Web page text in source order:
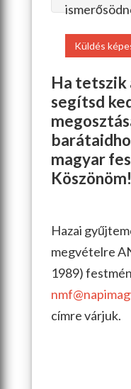
Küldés
Ha tetszik
segítsd
magyar
Köszönöm!
Hazai
megvételre
1989)
címre várjuk.